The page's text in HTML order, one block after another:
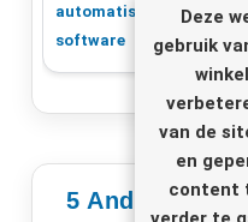
Deze
gebruik
van de
en
content
automatisering
software
5 Andere